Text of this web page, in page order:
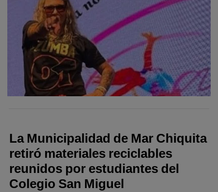
La Municipalidad de Mar Chiquita
retiró materiales reciclables
reunidos por estudiantes del
Colegio San Miguel